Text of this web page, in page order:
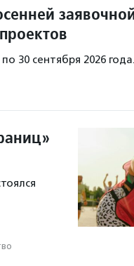
30 сентября 2026